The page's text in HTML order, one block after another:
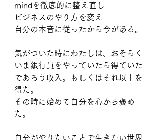
mindを徹底的に整え直し
ビジネスのやり方を変え
自分の本音に従ったから今がある。
気がついた時にわたしは、おそらく
いま銀行員をやっていたら得ていた
であろう収入。もしくはそれ以上を
得た。
その時に始めて自分を心から褒め
た。
自分がやりたいことで生きたい世界